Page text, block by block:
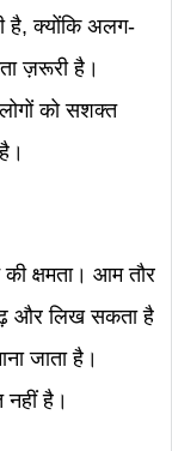
है, क्योंकि अलग-
ज़रूरी है।
को सशक्त
क्षमता। आम तौर
और लिख सकता है
जाता है।
नहीं है।